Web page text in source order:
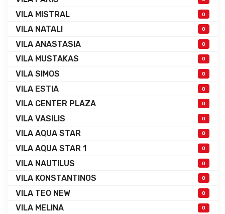
VILA MISTRAL 0
VILA NATALI 0
VILA ANASTASIA 0
VILA MUSTAKAS 0
VILA SIMOS 0
VILA ESTIA 0
VILA CENTER PLAZA 0
VILA VASILIS 0
VILA AQUA STAR 0
VILA AQUA STAR 1 0
VILA NAUTILUS 0
VILA KONSTANTINOS 0
VILA TEO NEW 0
VILA MELINA 0